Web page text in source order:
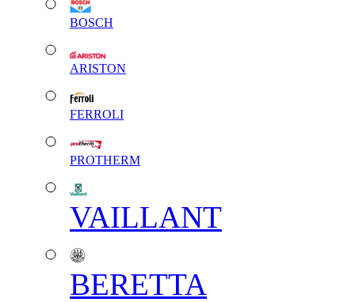
BOSCH
ARISTON
FERROLI
PROTHERM
VAILLANT
BERETTA